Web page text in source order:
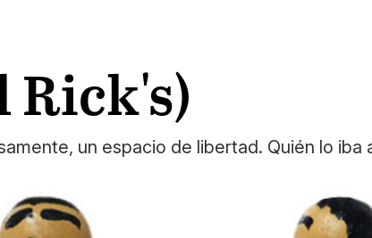
Rick's)
un espacio de libertad. Quién lo